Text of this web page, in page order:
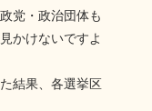
党・政治団体も
かけないですよ
結果、各選挙区